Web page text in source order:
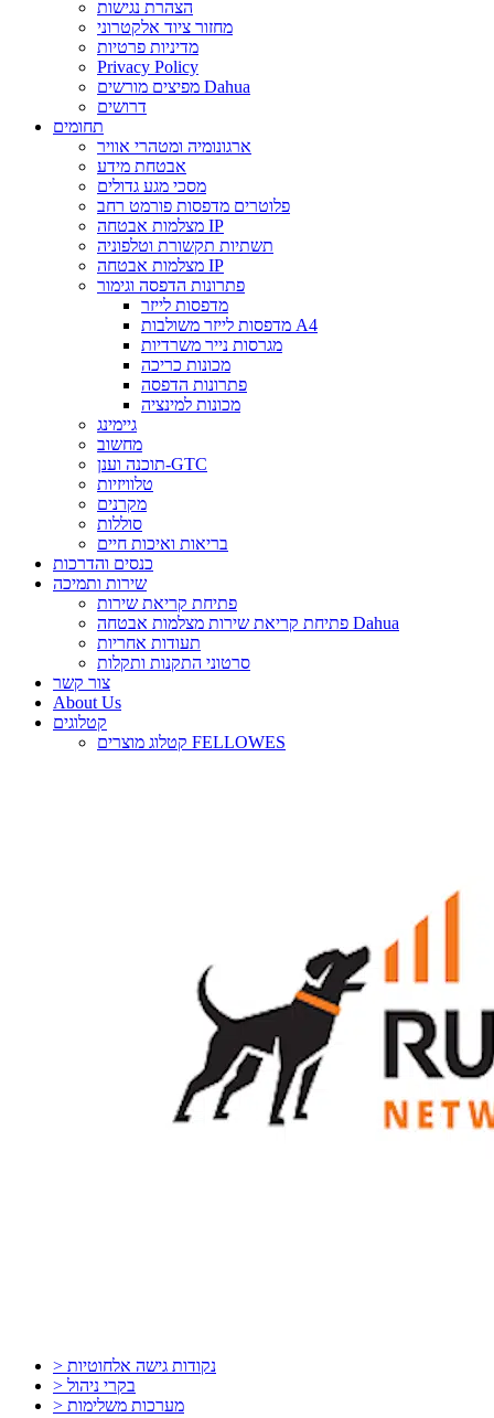
הצהרת נגישות
מחזור ציוד אלקטרוני
מדיניות פרטיות
Privacy Policy
מפיצים מורשים Dahua
דרושים
תחומים
ארגונומיה ומטהרי אוויר
אבטחת מידע
מסכי מגע גדולים
פלוטרים מדפסות פורמט רחב
מצלמות אבטחה IP
תשתיות תקשורת וטלפוניה
מצלמות אבטחה IP
פתרונות הדפסה וגימור
מדפסות לייזר
מדפסות לייזר משולבות A4
מגרסות נייר משרדיות
מכונות כריכה
פתרונות הדפסה
מכונות למינציה
גיימינג
מחשוב
תוכנה וענן-GTC
טלוויזיות
מקרנים
סוללות
בריאות ואיכות חיים
כנסים והדרכות
שירות ותמיכה
פתיחת קריאת שירות
פתיחת קריאת שירות מצלמות אבטחה Dahua
תעודות אחריות
סרטוני התקנות ותקלות
צור קשר
About Us
קטלוגים
קטלוג מוצרים FELLOWES
> נקודות גישה אלחוטיות
> בקרי ניהול
> מערכות משלימות